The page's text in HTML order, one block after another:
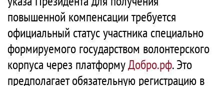
повышенной компенсации требуется
официальный статус участника специально
формируемого государством волонтерского
корпуса через платформуДобро.рф. Это
предполагает обязательную регистрацию в